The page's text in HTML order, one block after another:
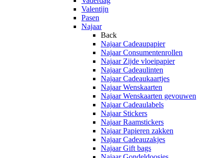
Valentijn
Pasen
Najaar
Back
Najaar Cadeaupapier
Najaar Consumentenrollen
Najaar Zijde vloeipapier
Najaar Cadeaulinten
Najaar Cadeaukaartjes
Najaar Wenskaarten
Najaar Wenskaarten gevouwen
Najaar Cadeaulabels
Najaar Stickers
Najaar Raamstickers
Najaar Papieren zakken
Najaar Cadeauzakjes
Najaar Gift bags